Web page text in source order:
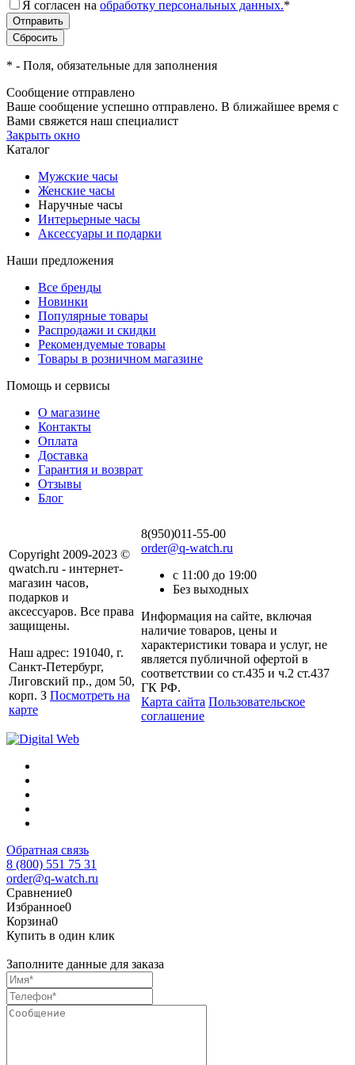
Я согласен на обработку персональных данных.*
* - Поля, обязательные для заполнения
Сообщение отправлено
Ваше сообщение успешно отправлено. В ближайшее время с
Вами свяжется наш специалист
Закрыть окно
Каталог
Мужские часы
Женские часы
Наручные часы
Интерьерные часы
Аксессуары и подарки
Наши предложения
Все бренды
Новинки
Популярные товары
Распродажи и скидки
Рекомендуемые товары
Товары в розничном магазине
Помощь и сервисы
О магазине
Контакты
Оплата
Доставка
Гарантия и возврат
Отзывы
Блог
Copyright 2009-2023 ©
qwatch.ru - интернет-
магазин часов,
подарков и
аксессуаров. Все права
защищены.
Наш адрес: 191040, г.
Санкт-Петербург,
Лиговский пр., дом 50,
корп. З Посмотреть на
карте
8(950)011-55-00
order@q-watch.ru
с 11:00 до 19:00
Без выходных
Информация на сайте, включая
наличие товаров, цены и
характеристики товара и услуг, не
является публичной офертой в
соответствии со ст.435 и ч.2 ст.437
ГК РФ.
Карта сайта Пользовательское
соглашение
Обратная связь
8 (800) 551 75 31
order@q-watch.ru
Сравнение0
Избранное0
Корзина0
Купить в один клик
Заполните данные для заказа